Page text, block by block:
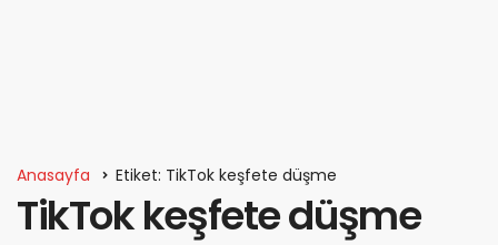
Anasayfa Etiket: TikTok keşfete düşme
TikTok keşfete düşme